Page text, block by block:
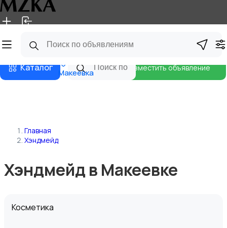
Главная Магазины
Каталог Макеевка
Разместить объявление
Главная
Хэндмейд
Хэндмейд в Макеевке
Косметика